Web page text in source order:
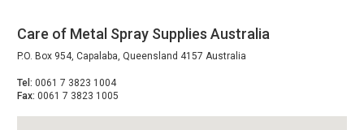
Care of Metal Spray Supplies Australia
P.O. Box 954, Capalaba, Queensland 4157 Australia
Tel: 0061 7 3823 1004
Fax: 0061 7 3823 1005